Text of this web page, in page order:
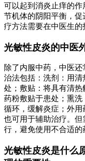
可以起到消炎止痒的
节机体的阴阳平衡，
疗方法需要在中医生的
光敏性皮炎的中医
除了内服中药，中医
治法包括：洗剂：用
处；敷贴：将具有清
药粉敷贴于患处；熏
循环，缓解炎症；外
也可用于辅助治疗。
行，避免使用不合适的
光敏性皮炎是什么